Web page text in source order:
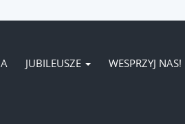
JUBILEUSZE WESPRZYJ NAS!